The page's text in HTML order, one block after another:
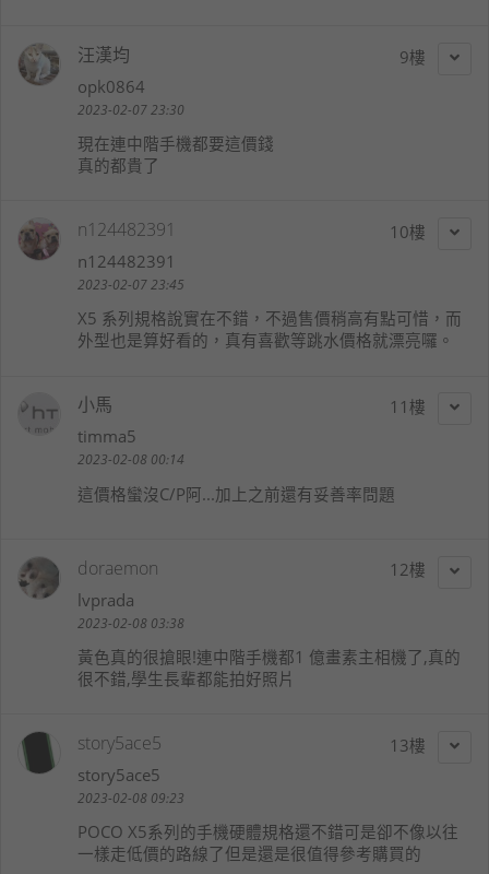
9
汪漢均
opk0864
2023-02-07 23:30
現在連中階手機都要這價錢
真的都貴了
10
n124482391
n124482391
2023-02-07 23:45
X5 系列規格說實在不錯，不過售價稍高有點可惜，而
外型也是算好看的，真有喜歡等跳水價格就漂亮囉。
11
小馬
timma5
2023-02-08 00:14
這價格蠻沒C/P阿...加上之前還有妥善率問題
12
doraemon
lvprada
2023-02-08 03:38
黃色真的很搶眼!連中階手機都1 億畫素主相機了,真的
很不錯,學生長輩都能拍好照片
13
story5ace5
story5ace5
2023-02-08 09:23
POCO X5系列的手機硬體規格還不錯可是卻不像以往
一樣走低價的路線了但是還是很值得參考購買的